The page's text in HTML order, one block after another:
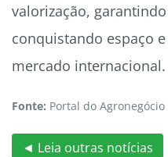
valorização,
conquistando espaço
mercado internacional.
Fonte: Portal do Agronegócio
◄ Leia outras notícias